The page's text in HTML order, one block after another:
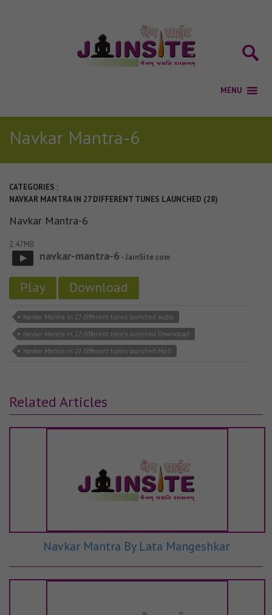
Navkar Mantra-6
CATEGORIES :
NAVKAR MANTRA IN 27 DIFFERENT TUNES LAUNCHED (28)
Navkar Mantra-6
2.47MB
navkar-mantra-6 - JainSite.com
Play Download
Navkar Mantra in 27 different tunes launched Audio
Navkar Mantra in 27 different tunes launched Downoload
Navkar Mantra in 27 different tunes launched Mp3
Related Articles
Navkar Mantra By Lata Mangeshkar